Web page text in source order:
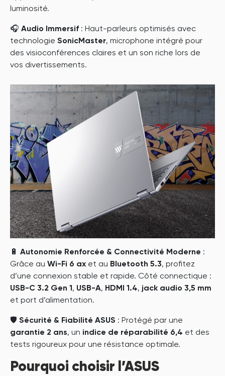
luminosité.
🎧 Audio Immersif : Haut-parleurs optimisés avec
technologie SonicMaster, microphone intégré pour
des visioconférences claires et un son riche lors de
vos divertissements.
🔋 Autonomie Renforcée & Connectivité Moderne :
Grâce au Wi-Fi 6 ax et au Bluetooth 5.3, profitez
d’une connexion stable et rapide. Côté connectique :
USB-C 3.2 Gen 1 , USB-A, HDMI 1.4, jack audio 3,5 mm
et port d’alimentation.
🛡 Sécurité & Fiabilité ASUS : Protégé par une
garantie 2 ans, un indice de réparabilité 6,4 et des
tests rigoureux pour une résistance optimale.
Pourquoi choisir l’ASUS